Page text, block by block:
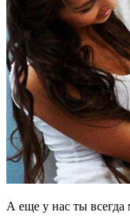
А еще у нас ты